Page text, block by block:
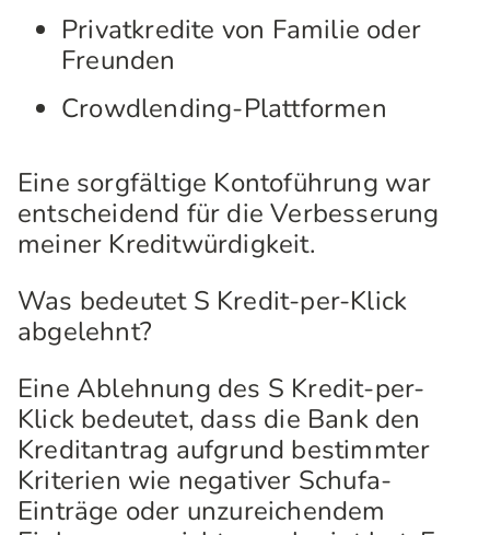
Privatkredite von Familie oder
Freunden
Crowdlending-Plattformen
Eine sorgfältige Kontoführung war
entscheidend für die Verbesserung
meiner Kreditwürdigkeit.
Was bedeutet S Kredit-per-Klick
abgelehnt?
Eine Ablehnung des S Kredit-per-
Klick bedeutet, dass die Bank den
Kreditantrag aufgrund bestimmter
Kriterien wie negativer Schufa-
Einträge oder unzureichendem